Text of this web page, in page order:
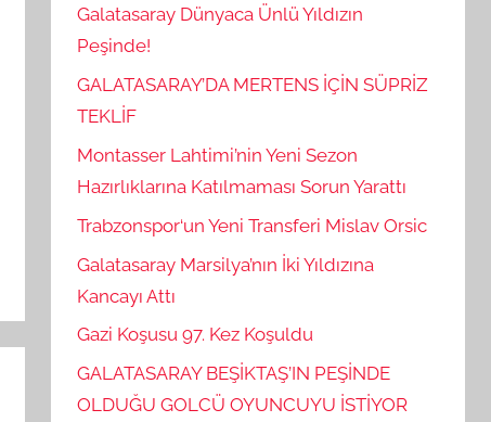
Galatasaray Dünyaca Ünlü Yıldızın
Peşinde!
GALATASARAY’DA MERTENS İÇİN SÜPRİZ
TEKLİF
Montasser Lahtimi’nin Yeni Sezon
Hazırlıklarına Katılmaması Sorun Yarattı
Trabzonspor‘un Yeni Transferi Mislav Orsic
Galatasaray Marsilya’nın İki Yıldızına
Kancayı Attı
Gazi Koşusu 97. Kez Koşuldu
GALATASARAY BEŞİKTAŞ’IN PEŞİNDE
OLDUĞU GOLCÜ OYUNCUYU İSTİYOR